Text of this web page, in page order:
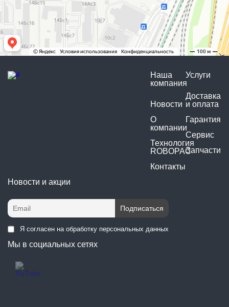
Наша
компания
Новости
О
компании
Технология
ROBOPAC
Контакты
Услуги
Доставка
и оплата
Гарантия
Сервис
Запчасти
Новости и акции
Я согласен на обработку персональных данных
Мы в социальных сетях